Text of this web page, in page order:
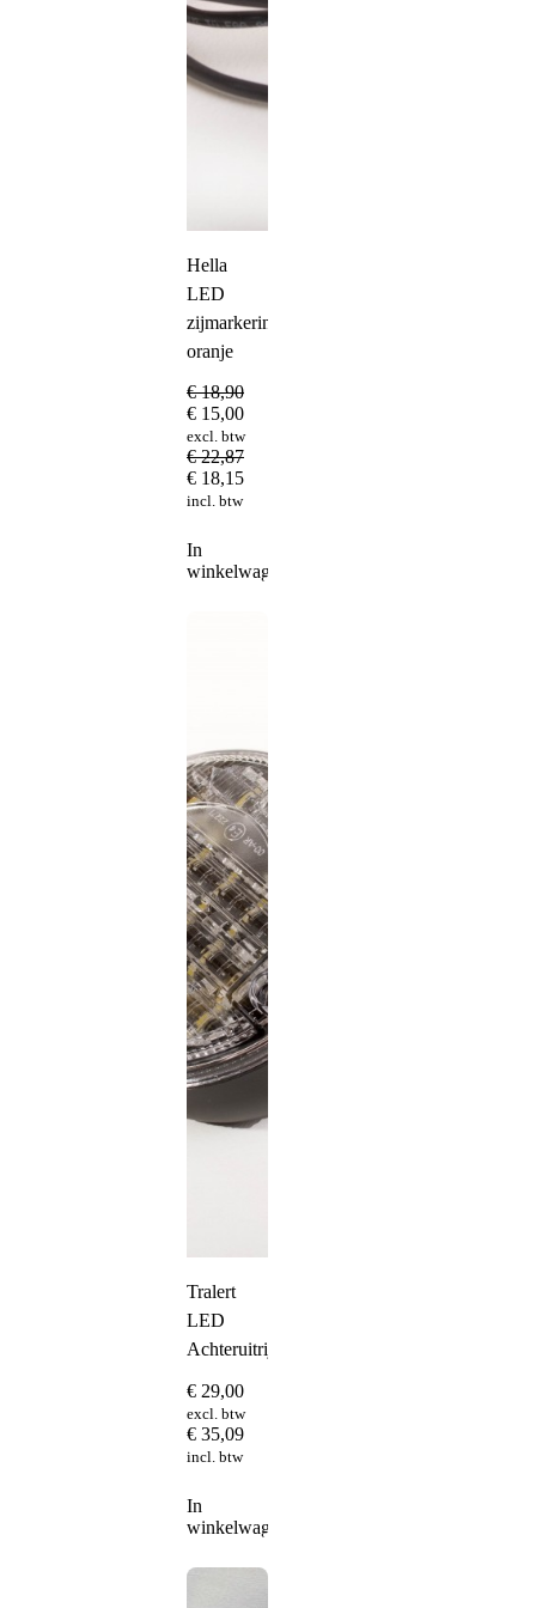
Hella
LED
zijmarkeringslamp
oranje
€18,90
€ 15,00
excl. btw
€22,87
€ 18,15
incl. btw
In
winkelwagen
Tralert
LED
Achteruitrijverlichting
€ 29,00
excl. btw
€ 35,09
incl. btw
In
winkelwagen